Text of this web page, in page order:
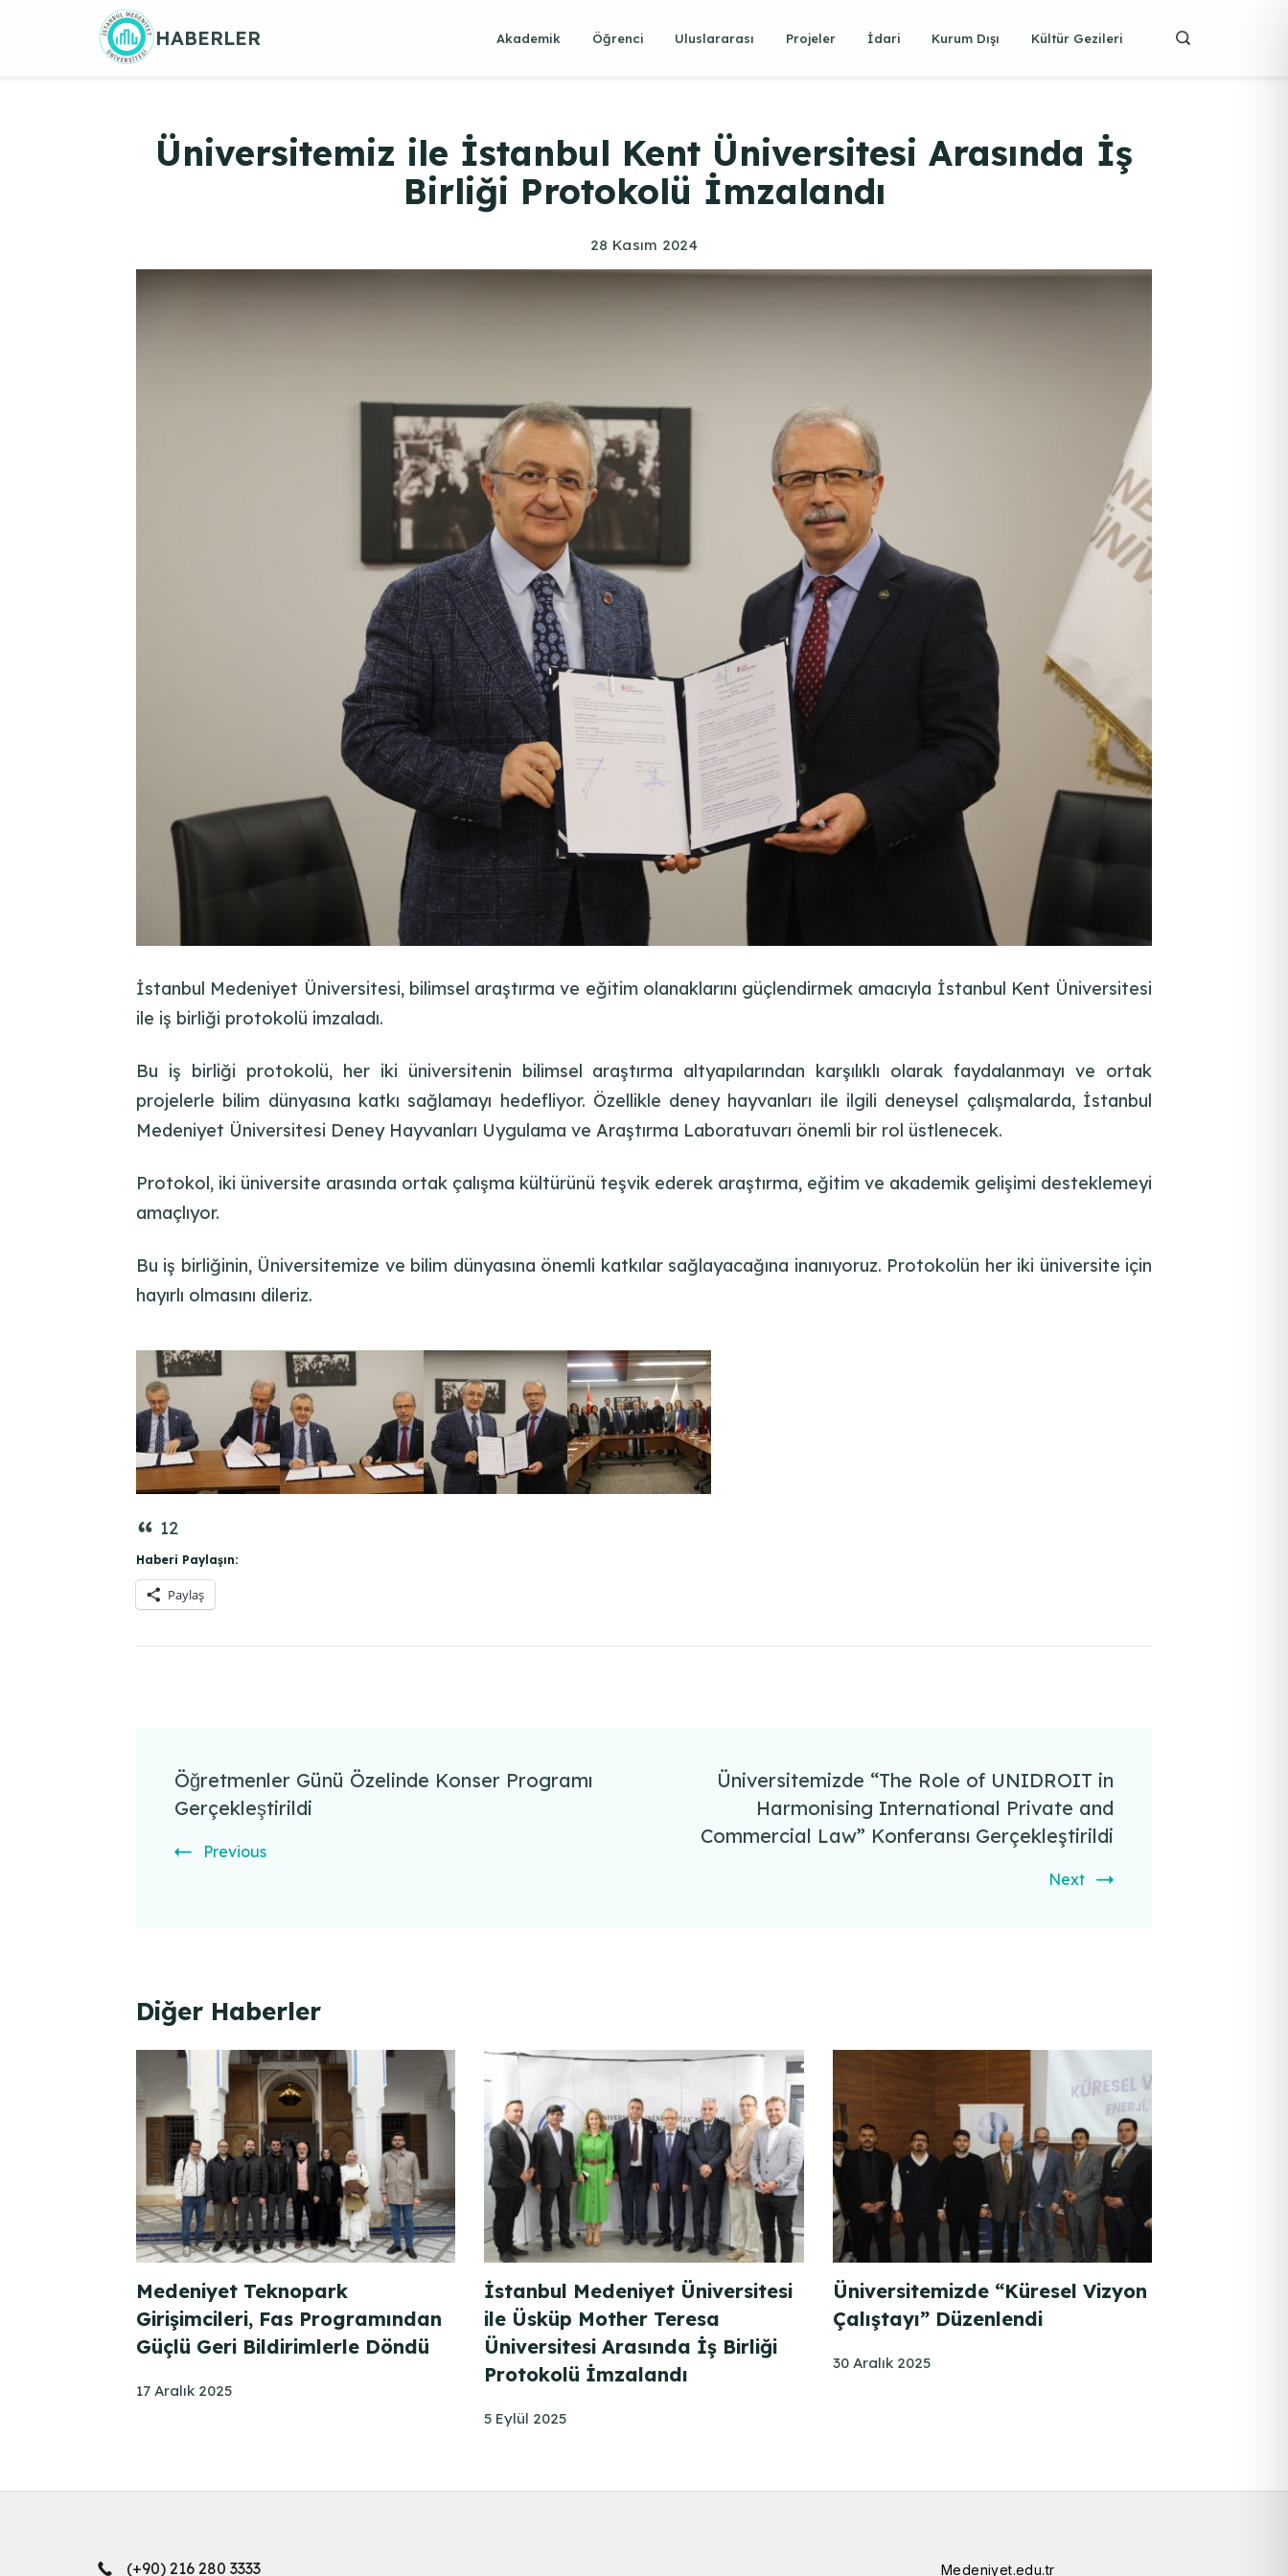
HABERLER Akademik Öğrenci Uluslararası Projeler İdari Kurum Dışı Kültür Gezileri
Üniversitemiz ile İstanbul Kent Üniversitesi Arasında İş
Birliği Protokolü İmzalandı
28 Kasım 2024
İstanbul Medeniyet Üniversitesi, bilimsel araştırma ve eğitim olanaklarını güçlendirmek amacıyla İstanbul Kent Üniversitesi
ile iş birliği protokolü imzaladı.
Bu iş birliği protokolü, her iki üniversitenin bilimsel araştırma altyapılarından karşılıklı olarak faydalanmayı ve ortak
projelerle bilim dünyasına katkı sağlamayı hedefliyor. Özellikle deney hayvanları ile ilgili deneysel çalışmalarda, İstanbul
Medeniyet Üniversitesi Deney Hayvanları Uygulama ve Araştırma Laboratuvarı önemli bir rol üstlenecek.
Protokol, iki üniversite arasında ortak çalışma kültürünü teşvik ederek araştırma, eğitim ve akademik gelişimi desteklemeyi
amaçlıyor.
Bu iş birliğinin, Üniversitemize ve bilim dünyasına önemli katkılar sağlayacağına inanıyoruz. Protokolün her iki üniversite için
hayırlı olmasını dileriz.
12
Haberi Paylaşın:
Paylaş
Navigation
Öğretmenler Günü Özelinde Konser Programı
Gerçekleştirildi
Previous
Üniversitemizde “The Role of UNIDROIT in
Harmonising International Private and
Commercial Law” Konferansı Gerçekleştirildi
Next
Diğer Haberler
Medeniyet Teknopark
Girişimcileri, Fas Programından
Güçlü Geri Bildirimlerle Döndü
17 Aralık 2025
İstanbul Medeniyet Üniversitesi
ile Üsküp Mother Teresa
Üniversitesi Arasında İş Birliği
Protokolü İmzalandı
5 Eylül 2025
Üniversitemizde “Küresel Vizyon
Çalıştayı” Düzenlendi
30 Aralık 2025
(+90) 216 280 3333 Medeniyet.edu.tr